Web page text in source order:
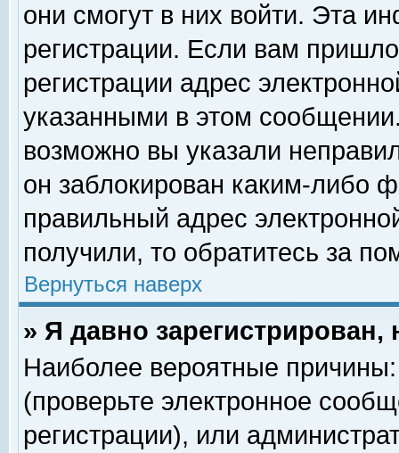
они смогут в них войти. Эта
регистрации. Если вам
регистрации адрес
указанными в этом
возможно вы указали
он заблокирован каким-либо
правильный адрес
получили, то обратитесь за
Вернуться наверх
» Я давно
Наиболее вероятные
(проверьте электронное
регистрации), или